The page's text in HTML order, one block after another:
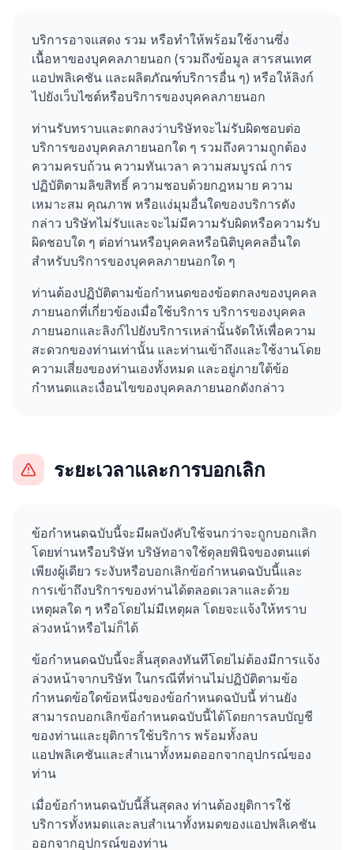
บริการอาจแสดง รวม หรือทำให้พร้อมใช้งานซึ่ง
เนื้อหาของบุคคลภายนอก (รวมถึงข้อมูล สารสนเทศ
แอปพลิเคชัน และผลิตภัณฑ์บริการอื่น ๆ) หรือให้ลิงก์
ไปยังเว็บไซต์หรือบริการของบุคคลภายนอก
ท่านรับทราบและตกลงว่าบริษัทจะไม่รับผิดชอบต่อ
บริการของบุคคลภายนอกใด ๆ รวมถึงความถูกต้อง
ความครบถ้วน ความทันเวลา ความสมบูรณ์ การ
ปฏิบัติตามลิขสิทธิ์ ความชอบด้วยกฎหมาย ความ
เหมาะสม คุณภาพ หรือแง่มุมอื่นใดของบริการดัง
กล่าว บริษัทไม่รับและจะไม่มีความรับผิดหรือความรับ
ผิดชอบใด ๆ ต่อท่านหรือบุคคลหรือนิติบุคคลอื่นใด
สำหรับบริการของบุคคลภายนอกใด ๆ
ท่านต้องปฏิบัติตามข้อกำหนดของข้อตกลงของบุคคล
ภายนอกที่เกี่ยวข้องเมื่อใช้บริการ บริการของบุคคล
ภายนอกและลิงก์ไปยังบริการเหล่านั้นจัดให้เพื่อความ
สะดวกของท่านเท่านั้น และท่านเข้าถึงและใช้งานโดย
ความเสี่ยงของท่านเองทั้งหมด และอยู่ภายใต้ข้อ
กำหนดและเงื่อนไขของบุคคลภายนอกดังกล่าว
ระยะเวลาและการบอกเลิก
ข้อกำหนดฉบับนี้จะมีผลบังคับใช้จนกว่าจะถูกบอกเลิก
โดยท่านหรือบริษัท บริษัทอาจใช้ดุลยพินิจของตนแต่
เพียงผู้เดียว ระงับหรือบอกเลิกข้อกำหนดฉบับนี้และ
การเข้าถึงบริการของท่านได้ตลอดเวลาและด้วย
เหตุผลใด ๆ หรือโดยไม่มีเหตุผล โดยจะแจ้งให้ทราบ
ล่วงหน้าหรือไม่ก็ได้
ข้อกำหนดฉบับนี้จะสิ้นสุดลงทันทีโดยไม่ต้องมีการแจ้ง
ล่วงหน้าจากบริษัท ในกรณีที่ท่านไม่ปฏิบัติตามข้อ
กำหนดข้อใดข้อหนึ่งของข้อกำหนดฉบับนี้ ท่านยัง
สามารถบอกเลิกข้อกำหนดฉบับนี้ได้โดยการลบบัญชี
ของท่านและยุติการใช้บริการ พร้อมทั้งลบ
แอปพลิเคชันและสำเนาทั้งหมดออกจากอุปกรณ์ของ
ท่าน
เมื่อข้อกำหนดฉบับนี้สิ้นสุดลง ท่านต้องยุติการใช้
บริการทั้งหมดและลบสำเนาทั้งหมดของแอปพลิเคชัน
ออกจากอุปกรณ์ของท่าน